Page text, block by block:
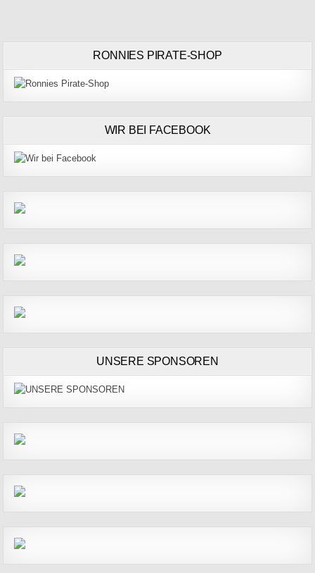
RONNIES PIRATE-SHOP
WIR BEI FACEBOOK
UNSERE SPONSOREN